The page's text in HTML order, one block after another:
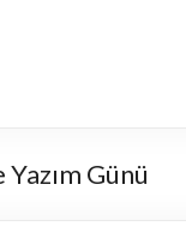
Günü